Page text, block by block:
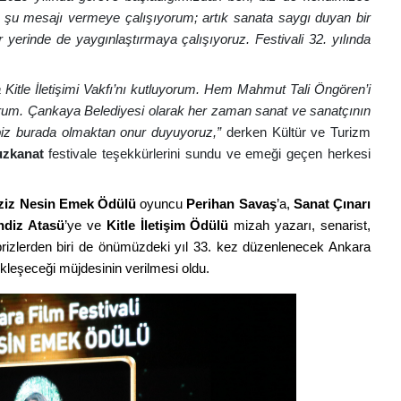
mesajı vermeye çalışıyorum; artık sanata saygı duyan bir
de yaygınlaştırmaya çalışıyoruz. Festivali 32. yılında
İletişimi Vakfı’nı kutluyorum. Hem Mahmut Tali Öngören’i
Çankaya Belediyesi olarak her zaman sanat ve sanatçının
burada olmaktan onur duyuyoruz,”derken Kültür ve Turizm
festivale teşekkürlerini sundu ve emeği geçen herkesi
Nesin Emek Ödülü oyuncu Perihan Savaş’a, Sanat Çınarı
Atasü’ye ve Kitle İletişim Ödülü mizah yazarı, senarist,
biri de önümüzdeki yıl 33. kez düzenlenecek Ankara
müjdesinin verilmesi oldu.